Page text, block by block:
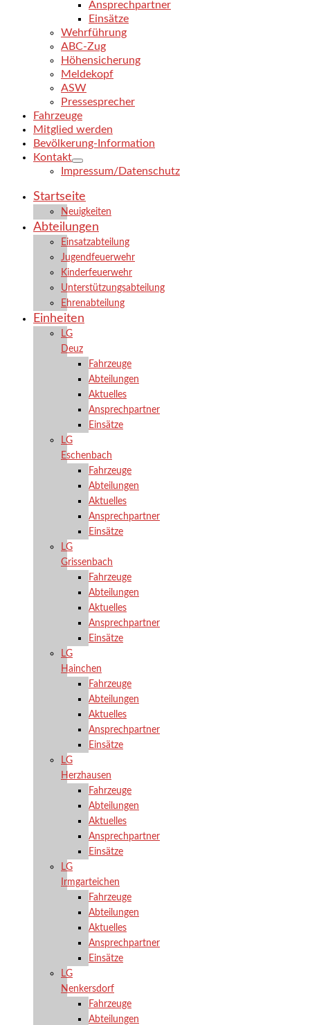
Ansprechpartner
Einsätze
Wehrführung
ABC-Zug
Höhensicherung
Meldekopf
ASW
Pressesprecher
Fahrzeuge
Mitglied werden
Bevölkerung-Information
Kontakt
Impressum/Datenschutz
Startseite
Neuigkeiten
Abteilungen
Einsatzabteilung
Jugendfeuerwehr
Kinderfeuerwehr
Unterstützungsabteilung
Ehrenabteilung
Einheiten
LG
Deuz
Fahrzeuge
Abteilungen
Aktuelles
Ansprechpartner
Einsätze
LG
Eschenbach
Fahrzeuge
Abteilungen
Aktuelles
Ansprechpartner
Einsätze
LG
Grissenbach
Fahrzeuge
Abteilungen
Aktuelles
Ansprechpartner
Einsätze
LG
Hainchen
Fahrzeuge
Abteilungen
Aktuelles
Ansprechpartner
Einsätze
LG
Herzhausen
Fahrzeuge
Abteilungen
Aktuelles
Ansprechpartner
Einsätze
LG
Irmgarteichen
Fahrzeuge
Abteilungen
Aktuelles
Ansprechpartner
Einsätze
LG
Nenkersdorf
Fahrzeuge
Abteilungen